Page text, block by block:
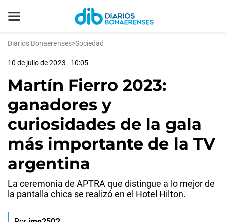
Diarios Bonaerenses>Sociedad
10 de julio de 2023 - 10:05
Martín Fierro 2023:
ganadores y
curiosidades de la gala
más importante de la TV
argentina
La ceremonia de APTRA que distingue a lo mejor de
la pantalla chica se realizó en el Hotel Hilton.